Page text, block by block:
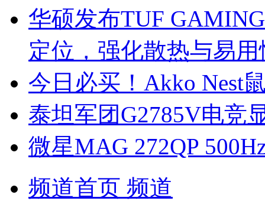
华硕发布TUF
定位，强化散热与易用
今日必买！Akko Nest
泰坦军团G2785V电竞
微星MAG 272QP
频道首页 频道